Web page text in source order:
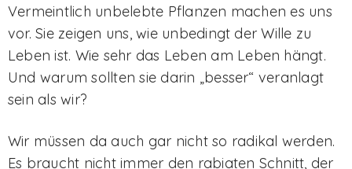
Vermeintlich unbelebte Pflanzen machen es uns
vor. Sie zeigen uns, wie unbedingt der Wille zu
Leben ist. Wie sehr das Leben am Leben hängt.
Und warum sollten sie darin „besser“ veranlagt
sein als wir?
Wir müssen da auch gar nicht so radikal werden.
Es braucht nicht immer den rabiaten Schnitt, der